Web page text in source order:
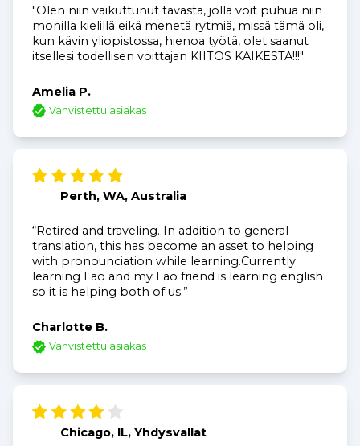
"Olen niin vaikuttunut tavasta, jolla voit puhua niin
monilla kielillä eikä menetä rytmiä, missä tämä oli,
kun kävin yliopistossa, hienoa työtä, olet saanut
itsellesi todellisen voittajan KIITOS KAIKESTA!!!"
Amelia P.
Vahvistettu asiakas
Perth, WA, Australia
“Retired and traveling. In addition to general
translation, this has become an asset to helping
with pronounciation while learning.Currently
learning Lao and my Lao friend is learning english
so it is helping both of us.”
Charlotte B.
Vahvistettu asiakas
Chicago, IL, Yhdysvallat